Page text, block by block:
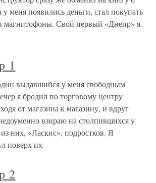
меня появились деньги, стал покупать
магнитофоны. Свой первый «Днепр» я
1
выдавшийся у меня свободным
я бродил по торговому центру
от магазина к магазину, и вдруг
взираю на столпившихся у
них, «Ласкис», подростков. Я
поверх их
2